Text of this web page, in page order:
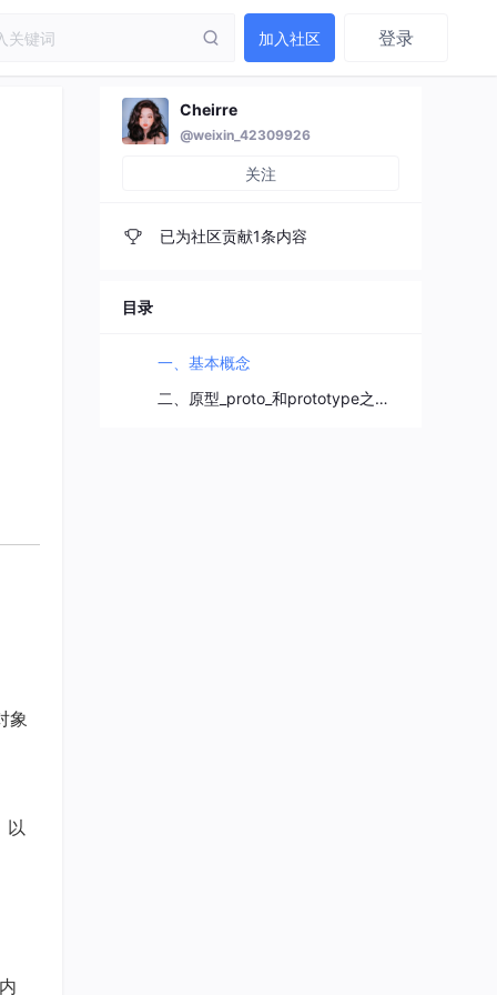
加入社区 登录
象
以
Cheirre
@weixin_42309926
关注
已为社区贡献1条内容
目录
一、基本概念
二、原型_proto_和prototype之间的解读